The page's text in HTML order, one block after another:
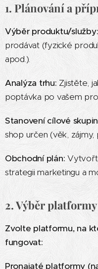
1. Plánování a
Výběr produktu/služby:
prodávat (fyzické
apod.).
Analýza trhu: Zjistěte,
poptávka po vašem
Stanovení cílové
shop určen (věk,
Obchodní plán:
strategii marketingu a
2. Výběr
Zvolte platformu, na
fungovat:
Pronajaté platformy